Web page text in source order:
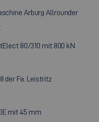
Arburg Allrounder
80/310 mit 800 kN
der Fa. Leistritz
mit 45 mm